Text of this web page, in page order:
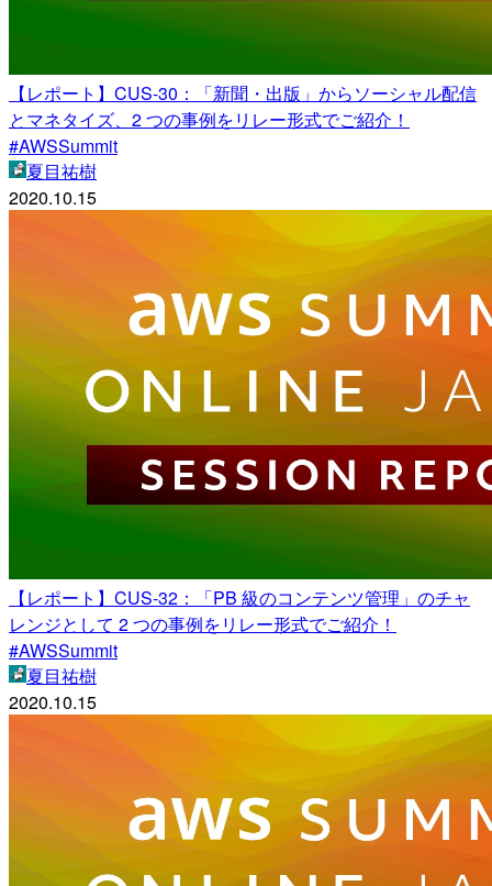
【レポート】CUS-30：「新聞・出版」からソーシャル配信
とマネタイズ、2 つの事例をリレー形式でご紹介！
#AWSSummit
夏目祐樹
2020.10.15
【レポート】CUS-32：「PB 級のコンテンツ管理」のチャ
レンジとして 2 つの事例をリレー形式でご紹介！
#AWSSummit
夏目祐樹
2020.10.15